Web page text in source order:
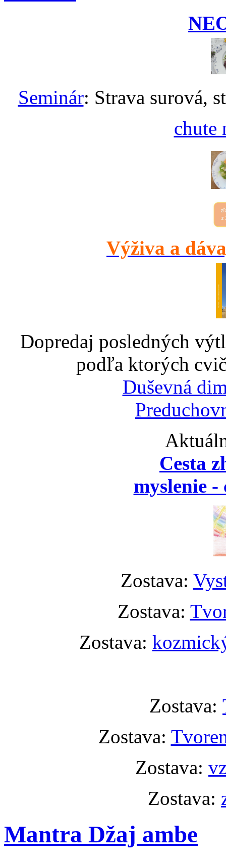
Seminár: Strava surová,
chute
Výživa a
Dopredaj posledných
podľa ktorých
Duševná
Cesta
myslenie
Zostava:
Zostava:
Zostava:
Zostava:
Zostava:
Zostava:
Zostava:
Mantra Džaj ambe